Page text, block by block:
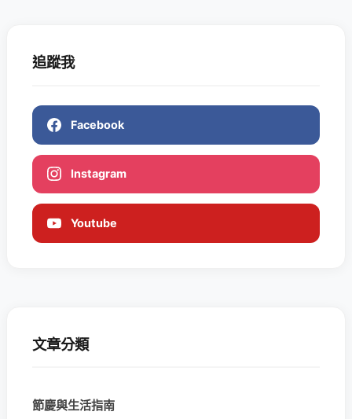
追蹤我
Facebook
Instagram
Youtube
文章分類
節慶與生活指南